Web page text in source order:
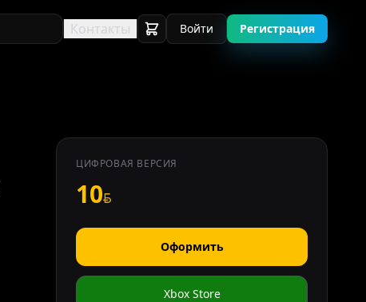
Контакты Войти Регистрация
ЦИФРОВАЯ ВЕРСИЯ
10
Оформить
Xbox Store